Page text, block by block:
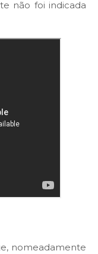
não foi indicada
nomeadamente